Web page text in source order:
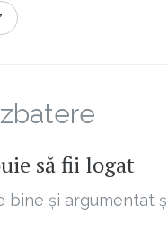
să fii logat
bine și argumentat